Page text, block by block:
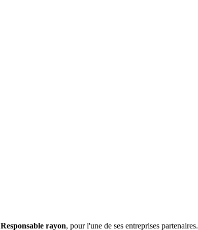
Responsable rayon, pour l'une de ses entreprises partenaires.